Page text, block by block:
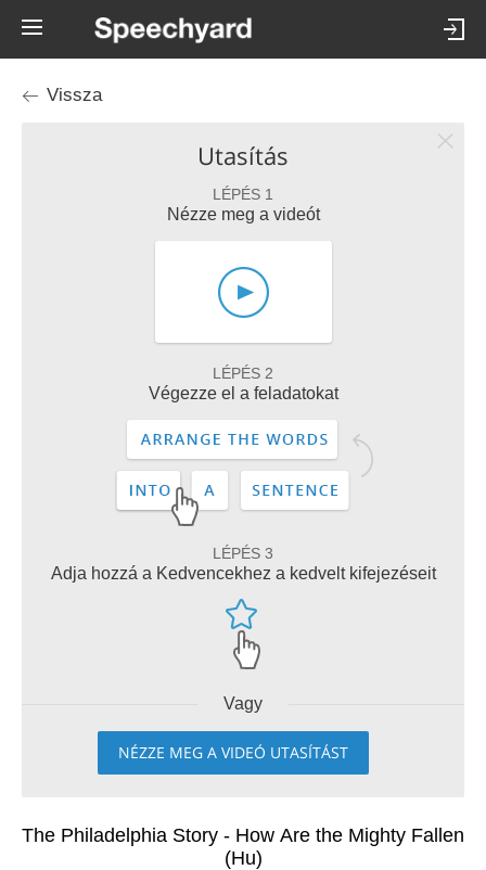
Vissza
Utasítás
LÉPÉS 1
Nézze meg a videót
LÉPÉS 2
Végezze el a feladatokat
LÉPÉS 3
Adja hozzá a Kedvencekhez a kedvelt kifejezéseit
Vagy
NÉZZE MEG A VIDEÓ UTASÍTÁST
The Philadelphia Story - How Are the Mighty Fallen
(Hu)